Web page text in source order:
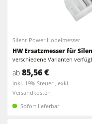
CNC Fenster- und
Langband- &
Bürst- und
Bandsägen
Kreissäge-
CNC
Schleifmaschinen
Silent-Power Hobelmesser
HW Ersatzmesser für
verschiedene Varianten
ab 85,56 €
inkl. 19% Steuer , exkl.
Versandkosten
Sofort lieferbar